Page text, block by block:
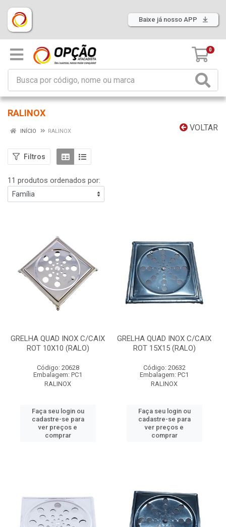
Baixe já nosso APP
0
RALINOX
VOLTAR
INÍCIO RALINOX
Filtros
11 produtos ordenados por:
GRELHA QUAD INOX C/CAIX
ROT 10X10 (RALO)
Código: 20628
Embalagem: PC1
RALINOX
Faça seu login ou
cadastre-se para
ver preços e
comprar
GRELHA QUAD INOX C/CAIX
ROT 15X15 (RALO)
Código: 20632
Embalagem: PC1
RALINOX
Faça seu login ou
cadastre-se para
ver preços e
comprar